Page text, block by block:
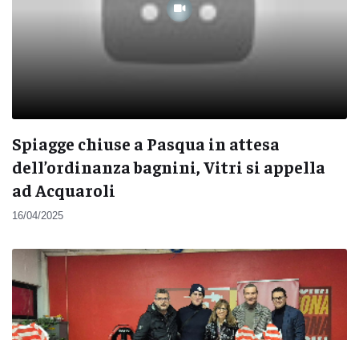
Spiagge chiuse a Pasqua in attesa
dell’ordinanza bagnini, Vitri si appella
ad Acquaroli
16/04/2025